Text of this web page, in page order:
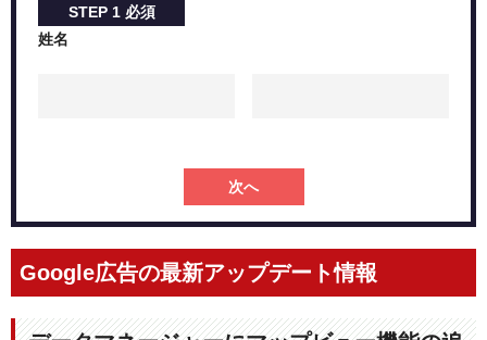
STEP 1 必須
姓名
次へ
Google広告の最新アップデート情報